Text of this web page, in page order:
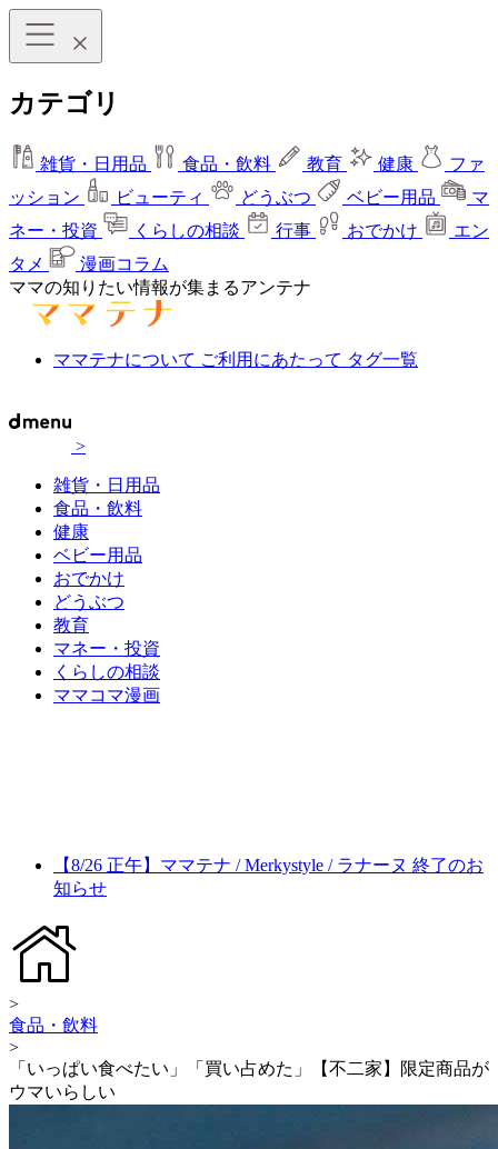
カテゴリ
雑貨・日用品 食品・飲料 教育 健康
ファ
ッション
ビューティ どうぶつ ベビー用品
マ
ネー・投資
くらしの相談 行事 おでかけ
エン
タメ
漫画コラム
ママの知りたい情報が集まるアンテナ
ママテナについて ご利用にあたって タグ一覧
>
雑貨・日用品
食品・飲料
健康
ベビー用品
おでかけ
どうぶつ
教育
マネー・投資
くらしの相談
ママコマ漫画
【8/26 正午】ママテナ / Merkystyle / ラナーヌ 終了のお
知らせ
>
食品・飲料
>
「いっぱい食べたい」「買い占めた」【不二家】限定商品が
ウマいらしい